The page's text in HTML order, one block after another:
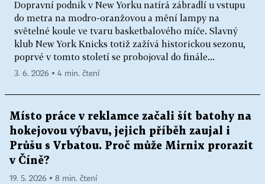
Dopravní podnik v New Yorku natírá zábradlí u vstupu
do metra na modro-oranžovou a mění lampy na
světelné koule ve tvaru basketbalového míče. Slavný
klub New York Knicks totiž zažívá historickou sezonu,
poprvé v tomto století se probojoval do finále...
3. 6. 2026 ▪ 4 min. čtení
Místo práce v reklamce začali šít batohy na
hokejovou výbavu, jejich příběh zaujal i
Průšu s Vrbatou. Proč může Mirnix prorazit
v Číně?
19. 5. 2026 ▪ 8 min. čtení